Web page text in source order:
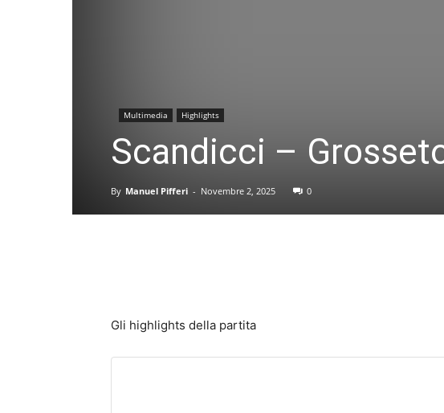
Multimedia Highlights
Scandicci –
By Manuel Pifferi - Novembre 2, 2025 0
Gli highlights della partita